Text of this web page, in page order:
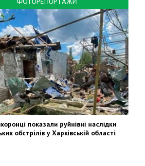
показали руйнівні наслідки
обстрілів у Харківській області